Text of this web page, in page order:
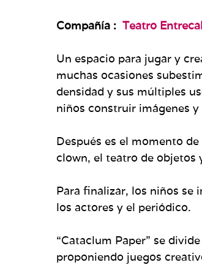
Compañía : Teatro
Un espacio para jugar y
muchas ocasiones
densidad y sus múltiples
niños construir imágenes
Después es el momento
clown, el teatro de objetos
Para finalizar, los niños se
los actores y el periódico.
“Cataclum Paper” se
proponiendo juegos